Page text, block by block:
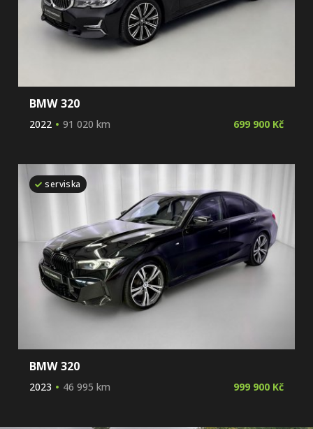
BMW 320
2022 91 020 km 699 900 Kč
serviska
BMW 320
2023 46 995 km 999 900 Kč